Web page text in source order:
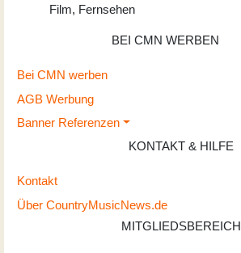
Film, Fernsehen
BEI CMN WERBEN
Bei CMN werben
AGB Werbung
Banner Referenzen
KONTAKT & HILFE
Kontakt
Über CountryMusicNews.de
MITGLIEDSBEREICH